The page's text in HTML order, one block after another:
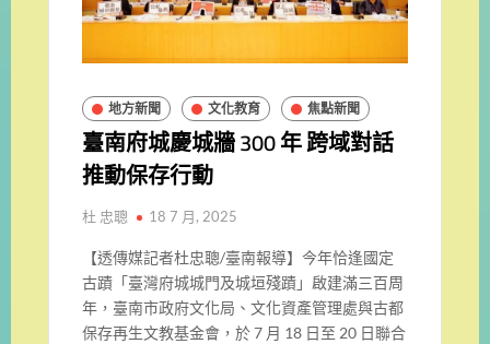
地方新聞 文化教育 焦點新聞
臺南府城慶城牆 300 年 跨域對話
推動保存行動
杜 忠聰 18 7 月, 2025
【透傳媒記者杜忠聰/臺南報導】今年恰逢國定
古蹟「臺灣府城城門及城垣殘蹟」啟建滿三百周
年，臺南市政府文化局、文化資產管理處與古都
保存再生文教基金會，於 7 月 18 日至 20 日聯合